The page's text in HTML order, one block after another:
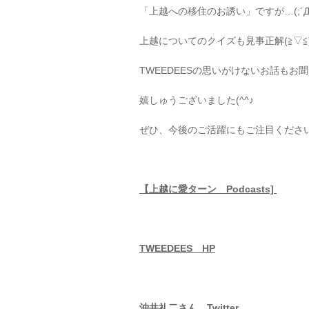
「上越への移住のお誘い」ですが
上越についてのクイズも見事正解
TWEEDEESの思いがけないお話もお
嬉しゅうございました(^^♪
ぜひ、今後のご活躍にもご注目くださ
【上越に愛ターン Podcasts]
TWEEDEES HP